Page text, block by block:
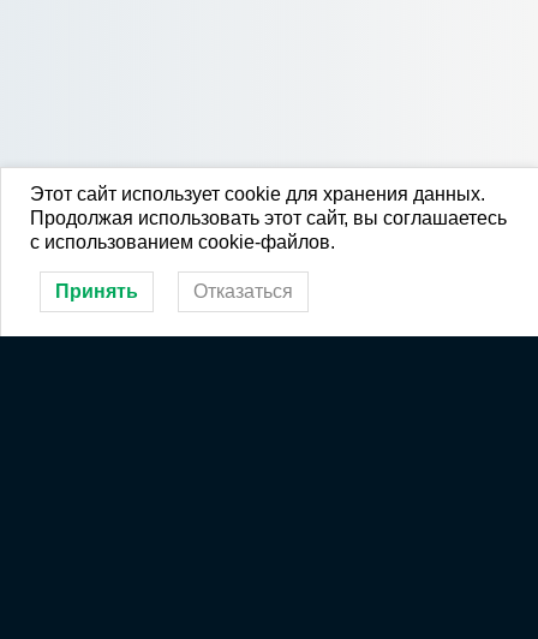
Этот сайт использует cookie для хранения данных.
Продолжая использовать этот сайт, вы соглашаетесь
с использованием cookie-файлов.
Принять Отказаться